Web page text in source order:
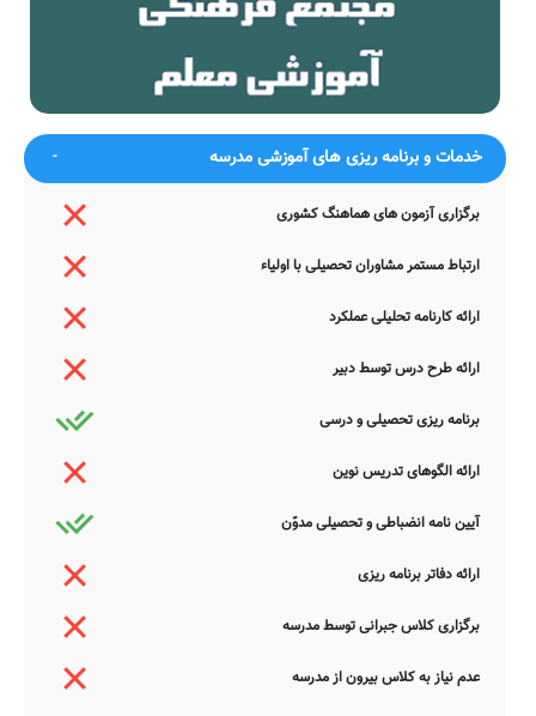
دار
آمد
ضمناً یادآور می شود اطلاعات مندرج در این صفحه توسط موتورهای
جستجوی هوشمند سامانه های آنلاین گردآوری شده است. به همین جهت
ممکن است در برخی از موارد، دچار خطا بوده و یا نیازمند بروزرسانی
باشند. چنانچه شما از عوامل این مدرسه هستید و یا اطلاعات دقیقتری در
این خصوص دارید عمیقاً خواهشمندیم ما را جهت اصلاح و تکمیل این
اطلاعات یاری نمایید. سامانه مدرسانه ، مشتاقانه پذیرای دیدگاه ها و نقطه
نظرات تکمیل کننده شما می باشد.
خدمات و برنامه ریزی های آموزشی مدرسه
برگزاری آزمون های هماهنگ کشوری
ارتباط مستمر مشاوران تحصیلی با اولیاء
ارائه کارنامه تحلیلی عملکرد
ارائه طرح درس توسط دبیر
برنامه ریزی تحصیلی و درسی
ارائه الگوهای تدریس نوین
آیین نامه انضباطی و تحصیلی مدوّن
ارائه دفاتر برنامه ریزی
برگزاری کلاس جبرانی توسط مدرسه
عدم نیاز به کلاس بیرون از مدرسه